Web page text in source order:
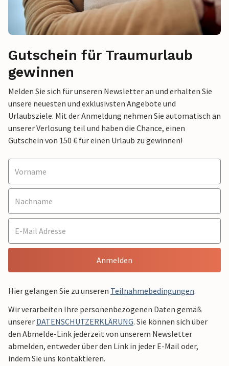
Gutschein für Traumurlaub
gewinnen
Melden Sie sich für unseren Newsletter an und erhalten Sie
unsere neuesten und exklusivsten Angebote und
Urlaubsziele. Mit der Anmeldung nehmen Sie automatisch an
unserer Verlosung teil und haben die Chance, einen
Gutschein von 150 € für einen Urlaub zu gewinnen!
Anmelden
Hier gelangen Sie zu unseren Teilnahmebedingungen.
Wir verarbeiten Ihre personenbezogenen Daten gemäß
unserer DATENSCHUTZERKLÄRUNG. Sie können sich über
den Abmelde-Link jederzeit von unserem Newsletter
abmelden, entweder über den Link in jeder E-Mail oder,
indem Sie uns kontaktieren.